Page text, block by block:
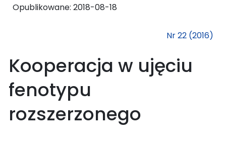
Opublikowane: 2018-08-18
Nr 22 (2016)
Kooperacja w ujęciu
fenotypu
rozszerzonego